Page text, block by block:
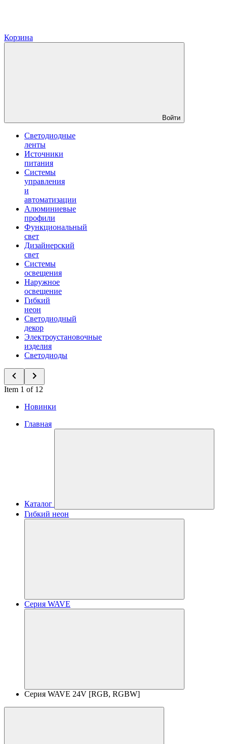
Корзина
Войти
Светодиодные
ленты
Источники
питания
Системы
управления
и
автоматизации
Алюминиевые
профили
Функциональный
свет
Дизайнерский
свет
Системы
освещения
Наружное
освещение
Гибкий
неон
Светодиодный
декор
Электроустановочные
изделия
Светодиоды
Item 1 of 12
Новинки
Главная
Каталог
Гибкий неон
Серия WAVE
Серия WAVE 24V [RGB, RGBW]